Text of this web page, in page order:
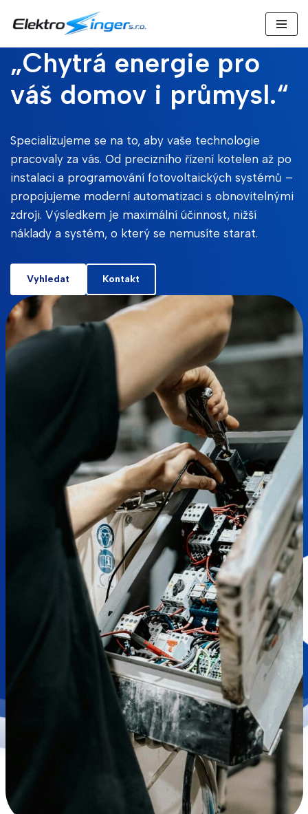
obsah
„Chytrá energie pro
váš domov i průmysl.“
Specializujeme se na to, aby vaše technologie
pracovaly za vás. Od precizního řízení kotelen až po
instalaci a programování fotovoltaických systémů –
propojujeme moderní automatizaci s obnovitelnými
zdroji. Výsledkem je maximální účinnost, nižší
náklady a systém, o který se nemusíte starat.
Vyhledat Kontakt